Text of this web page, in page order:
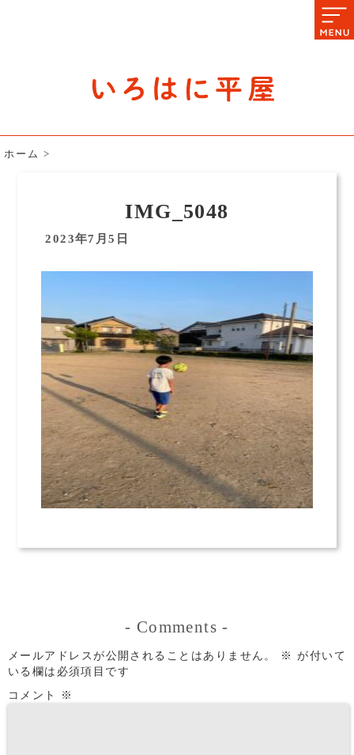
ホーム >
IMG_5048
2023年7月5日
- Comments -
メールアドレスが公開されることはありません。 ※ が付いて
いる欄は必須項目です
コメント
※